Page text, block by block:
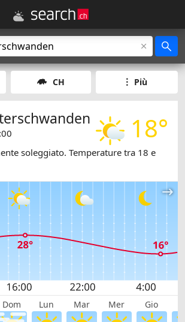
CH Più
18°
soleggiato. Temperature tra 18 e
Dom Lun Mar Mer Gio